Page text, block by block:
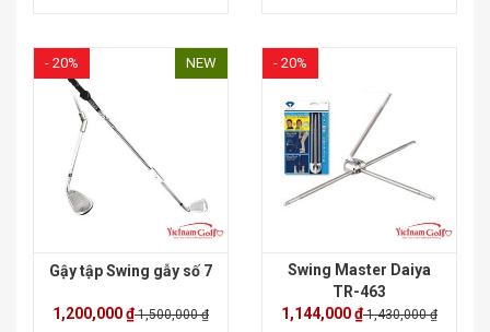
- 20% NEW
Gậy tập Swing gẫy số 7
1,200,000 ₫1,500,000 ₫
- 20%
Swing Master Daiya
TR-463
1,144,000 ₫1,430,000 ₫